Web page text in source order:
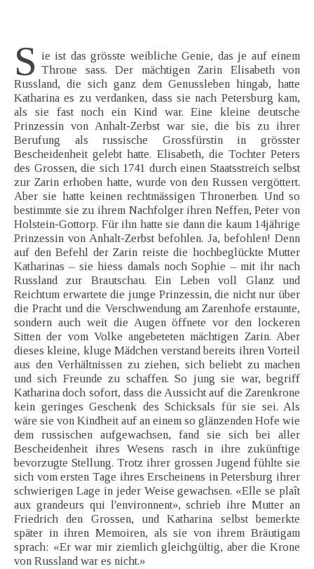
S ie ist das grösste weibliche Genie, das je auf einem
Throne sass. Der mächtigen Zarin Elisabeth von
Russland, die sich ganz dem Genussleben hingab, hatte
Katharina es zu verdanken, dass sie nach Petersburg kam,
als sie fast noch ein Kind war. Eine kleine deutsche
Prinzessin von Anhalt-Zerbst war sie, die bis zu ihrer
Berufung als russische Grossfürstin in grösster
Bescheidenheit gelebt hatte. Elisabeth, die Tochter Peters
des Grossen, die sich 1741 durch einen Staatsstreich selbst
zur Zarin erhoben hatte, wurde von den Russen vergöttert.
Aber sie hatte keinen rechtmässigen Thronerben. Und so
bestimmte sie zu ihrem Nachfolger ihren Neffen, Peter von
Holstein-Gottorp. Für ihn hatte sie dann die kaum 14jährige
Prinzessin von Anhalt-Zerbst befohlen. Ja, befohlen! Denn
auf den Befehl der Zarin reiste die hochbeglückte Mutter
Katharinas – sie hiess damals noch Sophie – mit ihr nach
Russland zur Brautschau. Ein Leben voll Glanz und
Reichtum erwartete die junge Prinzessin, die nicht nur über
die Pracht und die Verschwendung am Zarenhofe erstaunte,
sondern auch weit die Augen öffnete vor den lockeren
Sitten der vom Volke angebeteten mächtigen Zarin. Aber
dieses kleine, kluge Mädchen verstand bereits ihren Vorteil
aus den Verhältnissen zu ziehen, sich beliebt zu machen
und sich Freunde zu schaffen. So jung sie war, begriff
Katharina doch sofort, dass die Aussicht auf die Zarenkrone
kein geringes Geschenk des Schicksals für sie sei. Als
wäre sie von Kindheit auf an einem so glänzenden Hofe wie
dem russischen aufgewachsen, fand sie sich bei aller
Bescheidenheit ihres Wesens rasch in ihre zukünftige
bevorzugte Stellung. Trotz ihrer grossen Jugend fühlte sie
sich vom ersten Tage ihres Erscheinens in Petersburg ihrer
schwierigen Lage in jeder Weise gewachsen. «Elle se plaît
aux grandeurs qui l'environnent», schrieb ihre Mutter an
Friedrich den Grossen, und Katharina selbst bemerkte
später in ihren Memoiren, als sie von ihrem Bräutigam
sprach: «Er war mir ziemlich gleichgültig, aber die Krone
von Russland war es nicht.»